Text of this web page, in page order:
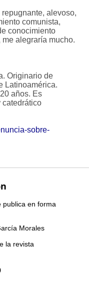
alevoso,
comunista,
conocimiento
alegraría mucho.
Originario de
Latinoamérica.
años. Es
catedrático
sobre-
publica en forma
Morales
la revista